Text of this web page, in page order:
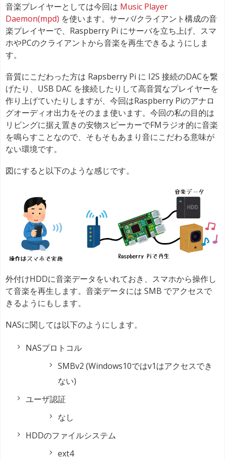
音楽プレイヤーとしては今回は Music Player
Daemon(mpd) を使います。サーバ/クライアント構成の音
楽プレイヤーで、Raspberry Pi にサーバを立ち上げ、スマ
ホやPCのクライアントから音楽を再生できるようにしま
す。
音質にこだわった方は Rapsberry Pi に I2S 接続のDACを繋
げたり、USB DAC を接続したりして高音質なプレイヤーを
作り上げていたりしますが、今回はRaspberry Piのアナロ
グオーディオ出力をそのまま使います。今回の私の目的は
リビングに据え置きの安物スピーカーでFMラジオ的に音楽
を鳴らすことなので、そもそもあまり音にこだわる意味が
ない環境です。
図にすると以下のような感じです。
外付けHDDに音楽データをいれておき、スマホから操作し
て音楽を再生します。音楽データには SMB でアクセスで
きるようにもします。
NASに関しては以下のようにします。
NASプロトコル
SMBv2 (Windows10ではv1はアクセスでき
ない)
ユーザ認証
なし
HDDのファイルシステム
ext4